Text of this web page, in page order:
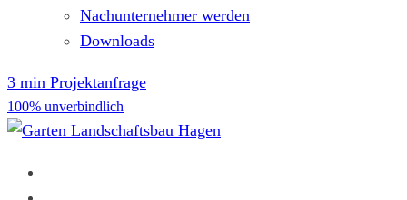
Nachunternehmer werden
Downloads
3 min Projektanfrage
100% unverbindlich